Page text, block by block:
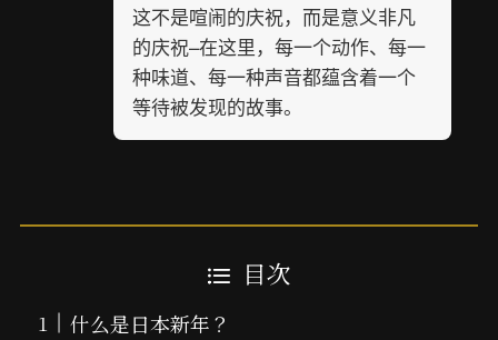
这不是喧闹的庆祝，而是意义非凡
的庆祝–在这里，每一个动作、每一
种味道、每一种声音都蕴含着一个
等待被发现的故事。
目次
什么是日本新年？